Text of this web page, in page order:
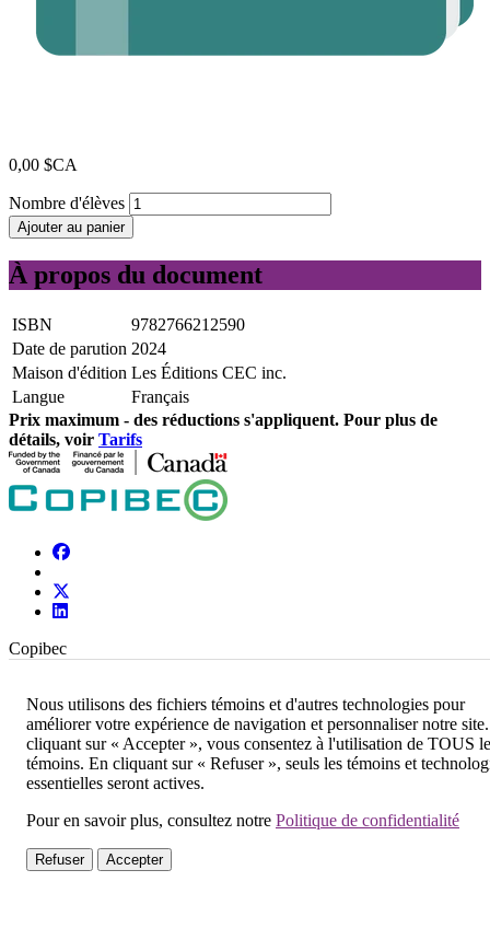
0,00 $CA
Nombre d'élèves
Ajouter au panier
À propos du document
ISBN
9782766212590
Date de parution 2024
Maison d'édition Les Éditions CEC inc.
Langue
Français
Prix ​​maximum - des réductions s'appliquent. Pour plus de
détails, voir Tarifs
Copibec
Montréal (Québec), H3A 1B9
514 288 - 1664 • info@copibec.ca
Abonnez-vous à l’infolettre
Posez une question à un spécialiste
Copibec
550, Sherbrooke Ouest Bureau 510, tour Est
Montréal (Québec), H3A 1B9
Nous utilisons des fichiers témoins et d'autres technologies pour
améliorer votre expérience de navigation et personnaliser notre
cliquant sur « Accepter », vous consentez à l'utilisation de TOUS
témoins. En cliquant sur « Refuser », seuls les témoins et
essentielles seront actives.
Pour en savoir plus, consultez notre Politique de confidentialité
Refuser Accepter